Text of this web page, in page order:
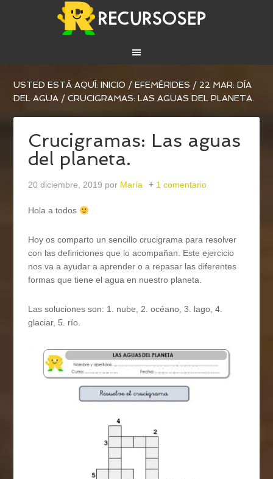
USTED ESTÁ AQUÍ:INICIO / EFEMÉRIDES / 22 MAR: DÍA
DEL AGUA / CRUCIGRAMAS: LAS AGUAS DEL PLANETA.
Crucigramas: Las aguas
del planeta.
20 diciembre, 2019 por María 1 comentario
Hola a todos
Hoy os comparto un sencillo crucigrama para resolver
con las definiciones que lo acompañan. Este ejercicio
nos va a ayudar a aprender o a repasar las diferentes
formas que tiene el agua en nuestro planeta.
Las soluciones son: 1. nube, 2. océano, 3. lago, 4.
glaciar, 5. río.